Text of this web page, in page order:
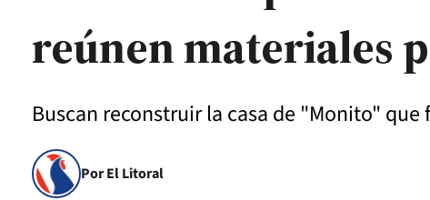
reúnen materiales
Buscan reconstruir la casa de "Monito"
Por El Litoral